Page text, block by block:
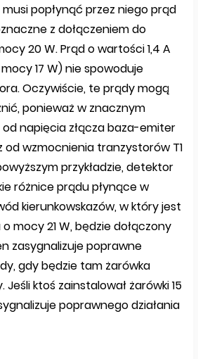
musi popłynąć przez niego prąd
z dołączeniem do
20 W. Prąd o wartości 1,4 A
17 W) nie spowoduje
Oczywiście, te prądy mogą
ponieważ w znacznym
napięcia złącza baza-emiter
od wzmocnienia tranzystorów T1
przykładzie, detektor
różnice prądu płynące w
kierunkowskazów, w który jest
mocy 21 W, będzie dołączony
zasygnalizuje poprawne
gdy będzie tam żarówka
Jeśli ktoś zainstalował żarówki 15
poprawnego działania